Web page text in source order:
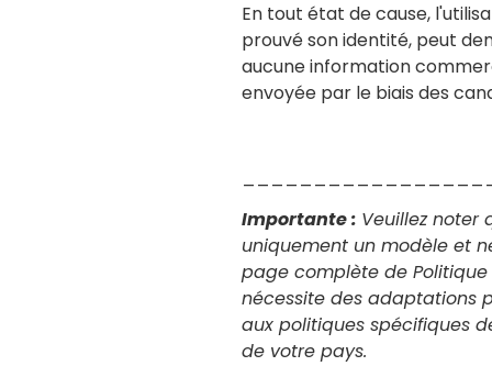
En tout état de cause,
prouvé son identité, peut
aucune information
envoyée par le biais des
Importante : Veuillez noter
uniquement un modèle et
page complète de
nécessite des adaptations
aux politiques spécifiques
de votre pays.